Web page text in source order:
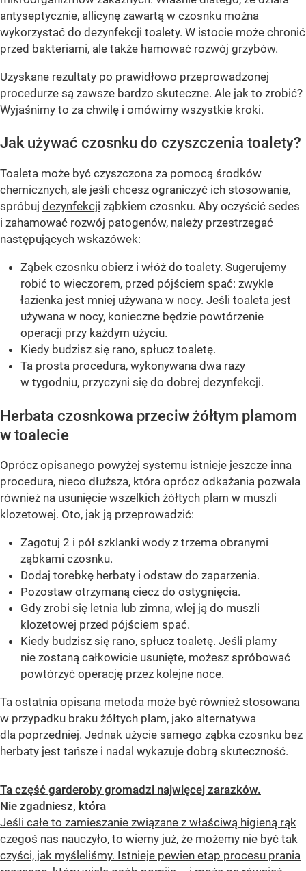
antyseptycznie, allicynę zawartą w czosnku można
wykorzystać do dezynfekcji toalety. W istocie może chronić
przed bakteriami, ale także hamować rozwój grzybów.
Uzyskane rezultaty po prawidłowo przeprowadzonej
procedurze są zawsze bardzo skuteczne. Ale jak to zrobić?
Wyjaśnimy to za chwilę i omówimy wszystkie kroki.
Jak używać czosnku do czyszczenia toalety?
Toaleta może być czyszczona za pomocą środków
chemicznych, ale jeśli chcesz ograniczyć ich stosowanie,
spróbuj dezynfekcji ząbkiem czosnku. Aby oczyścić sedes
i zahamować rozwój patogenów, należy przestrzegać
następujących wskazówek:
Ząbek czosnku obierz i włóż do toalety. Sugerujemy
robić to wieczorem, przed pójściem spać: zwykle
łazienka jest mniej używana w nocy. Jeśli toaleta jest
używana w nocy, konieczne będzie powtórzenie
operacji przy każdym użyciu.
Kiedy budzisz się rano, spłucz toaletę.
Ta prosta procedura, wykonywana dwa razy
w tygodniu, przyczyni się do dobrej dezynfekcji.
Herbata czosnkowa przeciw żółtym plamom
w toalecie
Oprócz opisanego powyżej systemu istnieje jeszcze inna
procedura, nieco dłuższa, która oprócz odkażania pozwala
również na usunięcie wszelkich żółtych plam w muszli
klozetowej. Oto, jak ją przeprowadzić:
Zagotuj 2 i pół szklanki wody z trzema obranymi
ząbkami czosnku.
Dodaj torebkę herbaty i odstaw do zaparzenia.
Pozostaw otrzymaną ciecz do ostygnięcia.
Gdy zrobi się letnia lub zimna, wlej ją do muszli
klozetowej przed pójściem spać.
Kiedy budzisz się rano, spłucz toaletę. Jeśli plamy
nie zostaną całkowicie usunięte, możesz spróbować
powtórzyć operację przez kolejne noce.
Ta ostatnia opisana metoda może być również stosowana
w przypadku braku żółtych plam, jako alternatywa
dla poprzedniej. Jednak użycie samego ząbka czosnku bez
herbaty jest tańsze i nadal wykazuje dobrą skuteczność.
Ta część garderoby gromadzi najwięcej zarazków.
Nie zgadniesz, która
Jeśli całe to zamieszanie związane z właściwą higieną rąk
czegoś nas nauczyło, to wiemy już, że możemy nie być tak
czyści, jak myśleliśmy. Istnieje pewien etap procesu prania